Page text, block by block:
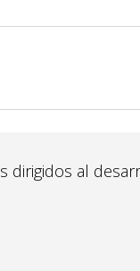
dirigidos al